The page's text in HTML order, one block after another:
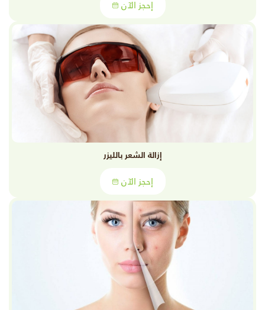
إحجز الآن
إزالة الشعر بالليزر
إحجز الآن